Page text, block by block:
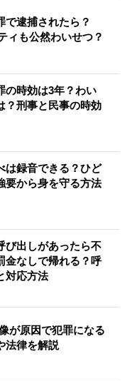
で逮捕されたら？
ィも公然わいせつ？
の時効は3年？わい
？刑事と民事の時効
は録音できる？ひど
要から身を守る方法
び出しがあったら不
金なしで帰れる？呼
対応方法
が原因で犯罪になる
法律を解説